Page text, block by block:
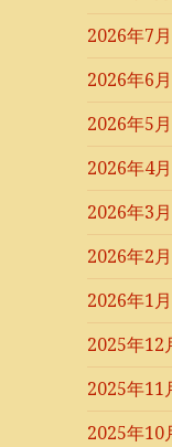
2026年7月
2026年6月
2026年5月
2026年4月
2026年3月
2026年2月
2026年1月
2025年12
2025年11
2025年10